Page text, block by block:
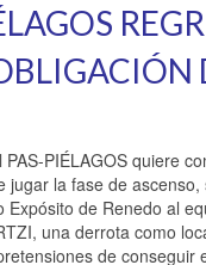
PIÉLAGOS quiere
jugar la fase de
de Renedo al
una derrota como
de